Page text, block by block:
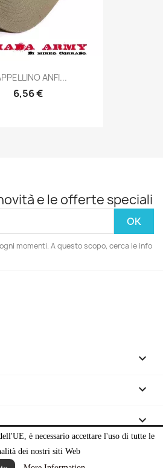
è necessario accettare l'uso di tutte le
dei nostri siti Web
Anteprima
ANFI...
6,56 €
e le offerte speciali
momenti. A questo scopo, cerca le info


